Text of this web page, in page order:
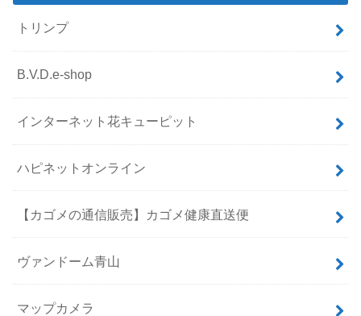
トリンプ
B.V.D.e-shop
インターネット花キューピット
ハピネットオンライン
【カゴメの通信販売】カゴメ健康直送便
ヴァンドーム青山
マップカメラ